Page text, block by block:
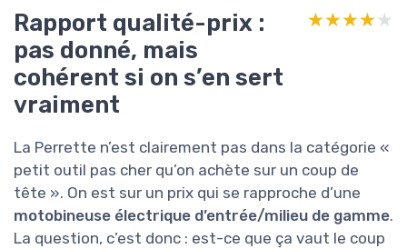
Rapport qualité-prix :
pas donné, mais
cohérent si on s’en sert
vraiment
★★★★★
★★★★★
La Perrette n’est clairement pas dans la catégorie «
petit outil pas cher qu’on achète sur un coup de
tête ». On est sur un prix qui se rapproche d’une
motobineuse électrique d’entrée/milieu de gamme.
La question, c’est donc : est-ce que ça vaut le coup